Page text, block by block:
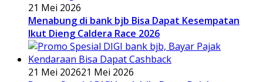
21 Mei 2026
Menabung di bank bjb Bisa Dapat Kesempatan
Ikut Dieng Caldera Race 2026
21 Mei 202621 Mei 2026